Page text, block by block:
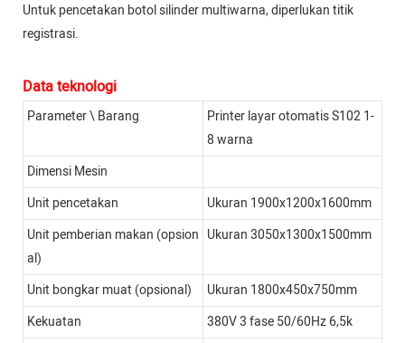
Untuk pencetakan botol silinder multiwarna, diperlukan titik
registrasi.
Data teknologi
Parameter \ Barang
Printer layar otomatis S102 1-
8 warna
Dimensi Mesin
Unit pencetakan
Ukuran 1900x1200x1600mm
Unit pemberian makan (opsion
al)
Ukuran 3050x1300x1500mm
Unit bongkar muat (opsional)
Ukuran 1800x450x750mm
Kekuatan
380V 3 fase 50/60Hz 6,5k